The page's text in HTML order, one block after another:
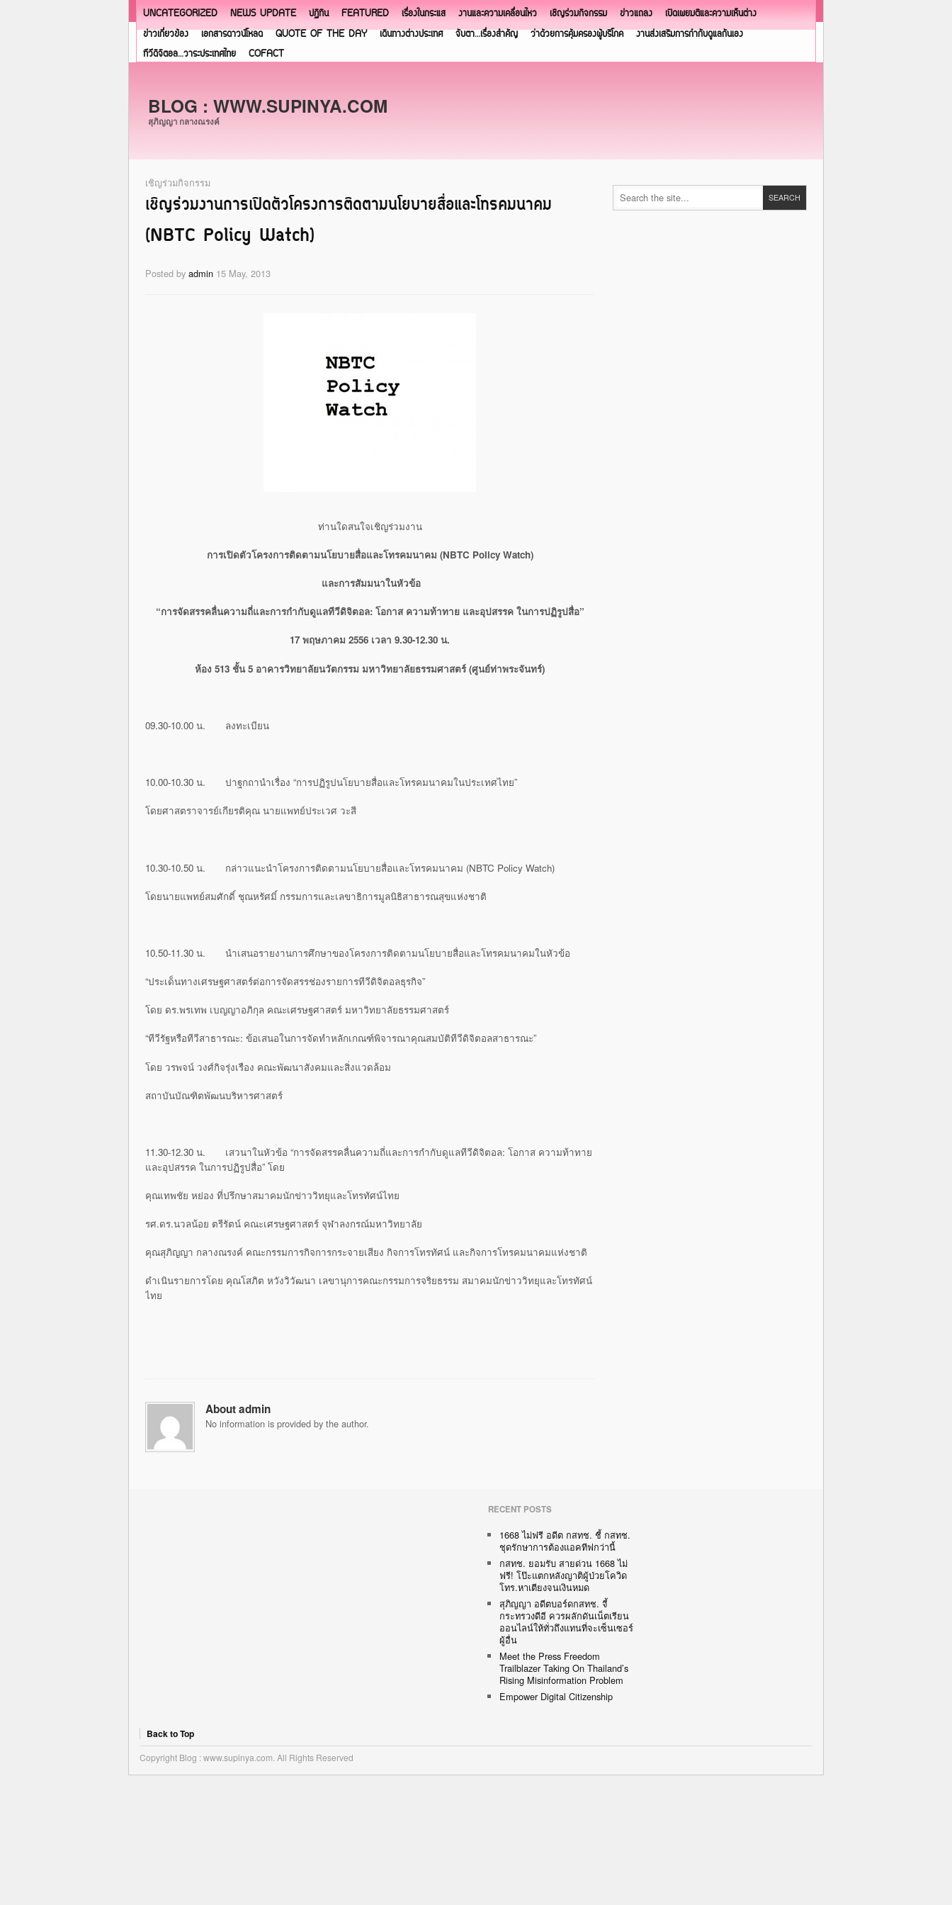
UNCATEGORIZED NEWS UPDATE ปฏิทิน FEATURED เรื่องในกระแส งานและความเคลื่อนไหว เชิญร่วมกิจกรรม ข่าวแถลง
เปิดเผยมติและความเห็นต่าง
ข่าวเกี่ยวข้อง
เอกสารดาวน์โหลด QUOTE OF THE DAY เดินทางต่างประเทศ จับตา…เรื่องสำคัญ ว่าด้วยการคุ้มครองผู้บริโภค
งานส่งเสริมการกำกับดูแลกันเอง
ทีวีดิจิตอล…วาระประเทศไทย
COFACT
BLOG : WWW.SUPINYA.COM
สุภิญญา กลางณรงค์
เชิญร่วมกิจกรรม
เชิญร่วมงานการเปิดตัวโครงการติดตามนโยบายสื่อและโทรคมนาคม
(NBTC Policy Watch)
Posted by admin 15 May, 2013
ท่านใดสนใจเชิญร่วมงาน
การเปิดตัวโครงการติดตามนโยบายสื่อและโทรคมนาคม (NBTC Policy Watch)
และการสัมมนาในหัวข้อ
“การจัดสรรคลื่นความถี่และการกำกับดูแลทีวีดิจิตอล: โอกาส ความท้าทาย และอุปสรรค ในการปฏิรูปสื่อ”
17 พฤษภาคม 2556 เวลา 9.30-12.30 น.
ห้อง 513 ชั้น 5 อาคารวิทยาลัยนวัตกรรม มหาวิทยาลัยธรรมศาสตร์ (ศูนย์ท่าพระจันทร์)
09.30-10.00 น. ลงทะเบียน
10.00-10.30 น. ปาฐกถานำเรื่อง “การปฏิรูปนโยบายสื่อและโทรคมนาคมในประเทศไทย”
โดยศาสตราจารย์เกียรติคุณ นายแพทย์ประเวศ วะสี
10.30-10.50 น. กล่าวแนะนำโครงการติดตามนโยบายสื่อและโทรคมนาคม (NBTC Policy Watch)
โดยนายแพทย์สมศักดิ์ ชุณหรัศมิ์ กรรมการและเลขาธิการมูลนิธิสาธารณสุขแห่งชาติ
10.50-11.30 น. นำเสนอรายงานการศึกษาของโครงการติดตามนโยบายสื่อและโทรคมนาคมในหัวข้อ
“ประเด็นทางเศรษฐศาสตร์ต่อการจัดสรรช่องรายการทีวีดิจิตอลธุรกิจ”
โดย ดร.พรเทพ เบญญาอภิกุล คณะเศรษฐศาสตร์ มหาวิทยาลัยธรรมศาสตร์
“ทีวีรัฐหรือทีวีสาธารณะ: ข้อเสนอในการจัดทำหลักเกณฑ์พิจารณาคุณสมบัติทีวีดิจิตอลสาธารณะ”
โดย วรพจน์ วงศ์กิจรุ่งเรือง คณะพัฒนาสังคมและสิ่งแวดล้อม
สถาบันบัณฑิตพัฒนบริหารศาสตร์
11.30-12.30 น. เสวนาในหัวข้อ “การจัดสรรคลื่นความถี่และการกำกับดูแลทีวีดิจิตอล: โอกาส ความท้าทาย
และอุปสรรค ในการปฏิรูปสื่อ” โดย
คุณเทพชัย หย่อง ที่ปรึกษาสมาคมนักข่าววิทยุและโทรทัศน์ไทย
รศ.ดร.นวลน้อย ตรีรัตน์ คณะเศรษฐศาสตร์ จุฬาลงกรณ์มหาวิทยาลัย
คุณสุภิญญา กลางณรงค์ คณะกรรมการกิจการกระจายเสียง กิจการโทรทัศน์ และกิจการโทรคมนาคมแห่งชาติ
ดำเนินรายการโดย คุณโสภิต หวังวิวัฒนา เลขานุการคณะกรรมการจริยธรรม สมาคมนักข่าววิทยุและโทรทัศน์
ไทย
About admin
No information is provided by the author.
RECENT POSTS
1668 ไม่ฟรี อดีต กสทช. ชี้ กสทช.
ชุดรักษาการต้องแอคทีฟกว่านี้
กสทช. ยอมรับ สายด่วน 1668 ไม่
ฟรี! โป๊ะแตกหลังญาติผู้ป่วยโควิด
โทร.หาเตียงจนเงินหมด
สุภิญญา อดีตบอร์ดกสทช. จี้
กระทรวงดีอี ควรผลักดันเน็ตเรียน
ออนไลน์ให้ทั่วถึงแทนที่จะเซ็นเซอร์
ผู้อื่น
Meet the Press Freedom
Trailblazer Taking On Thailand’s
Rising Misinformation Problem
Empower Digital Citizenship
Back to Top
Copyright Blog : www.supinya.com. All Rights Reserved